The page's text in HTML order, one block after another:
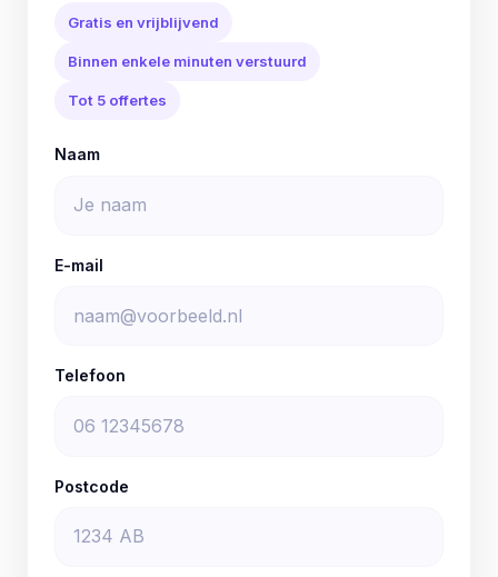
Gratis en vrijblijvend
Binnen enkele minuten verstuurd
Tot 5 offertes
Naam
E-mail
Telefoon
Postcode